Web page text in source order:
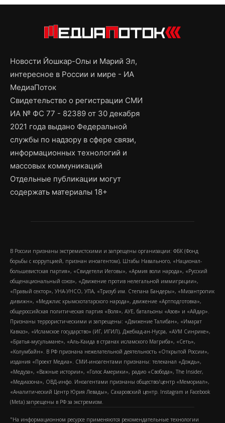
Новости Йошкар-Олы и Марий Эл,
интересное в России и мире - ИА
МедиаПоток
Свидетельство о регистрации СМИ
ИА № ФС 77 - 82389 от 30 декабря
2021 года выдано Федеральной
службы по надзору в сфере связи,
информационных технологий и
массовых коммуникаций
Отдельные публикации могут
содержать материалы 18+
В России признаны экстремистскими и запрещены организации: ФБК (Фонд
борьбы с коррупцией, признан иноагентом), Штабы Навального, «Национал-
большевистская партия», «Свидетели Иеговы», «Армия воли народа», «Русский
общенациональный союз», «Движение против нелегальной иммиграции»,
«Правый сектор», УНА-УНСО, УПА, «Тризуб им. Степана Бандеры», «Мизантропик
дивижн», «Меджлис крымскотатарского народа», движение «Артподготовка»,
общероссийская политическая партия «Воля», АУЕ, батальоны «Азов» и «Айдар».
Признаны террористическими и запрещены: «Движение Талибан», «Имарат
Кавказ», «Исламское государство» (ИГ, ИГИЛ), Джебхад-ан-Нусра, «АУМ Синрике»,
«Братья-мусульмане», «Аль-Каида в странах исламского Магриба», «Сеть»,
«Колумбайн». В РФ признана нежелательной деятельность «Открытой России»,
издания «Проект Медиа». СМИ-иноагентами признаны: телеканал «Дождь»,
«Медуза», «Важные истории», «Голос Америки», радио «Свобода», The Insider,
«Медиазона», ОВД-инфо. Иноагентами признаны общество/центр «Мемориал»,
«Аналитический Центр Юрия Левады», Сахаровский центр. Instagram и Facebook
(Metа) запрещены в РФ за экстремизм.
"На информационном ресурсе применяются рекомендательные технологии